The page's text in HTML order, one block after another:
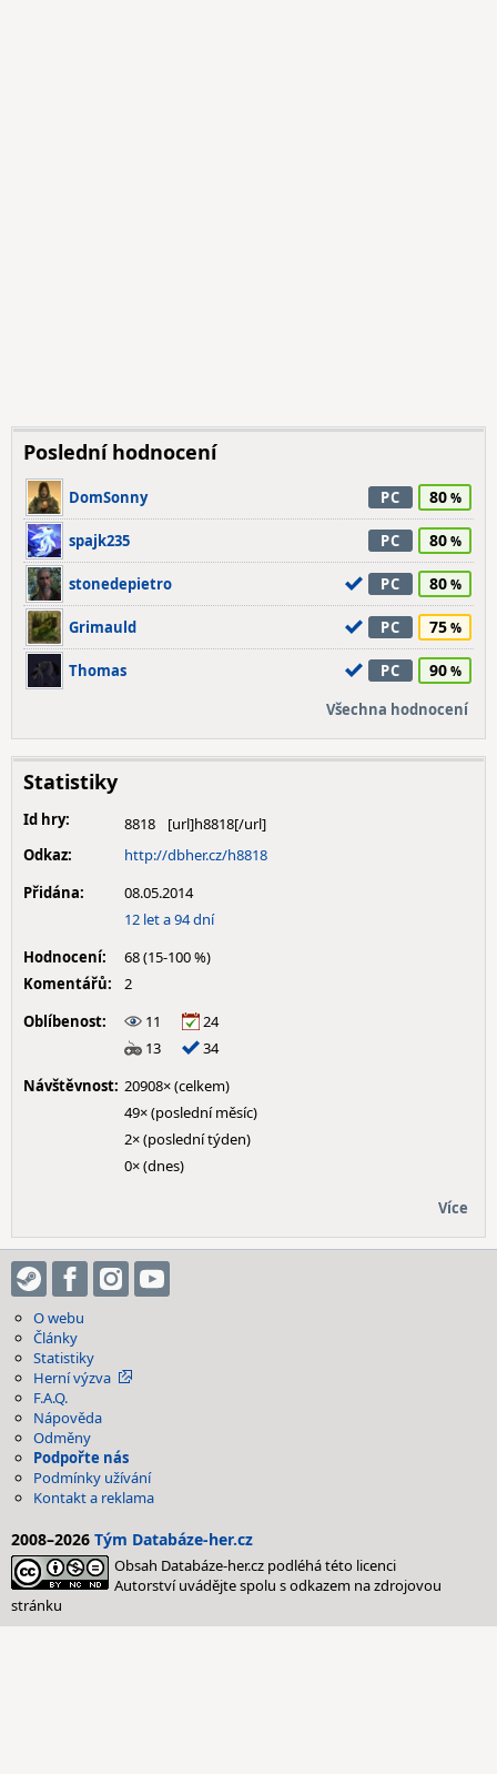
Poslední hodnocení
DomSonny PC 80
spajk235 PC 80
stonedepietro PC 80
Grimauld PC 75
Thomas PC 90
Všechna hodnocení
Statistiky
Id hry:
8818
Odkaz:
http://dbher.cz/h8818
Přidána:
08.05.2014
12 let a 94 dní
Hodnocení:
68 (15-100 %)
Komentářů:
2
Oblíbenost:
11
24
13
34
Návštěvnost: 20908× (celkem)
49× (poslední měsíc)
2× (poslední týden)
0× (dnes)
Více
O webu
Články
Statistiky
Herní výzva
F.A.Q.
Nápověda
Odměny
Podpořte nás
Podmínky užívání
Kontakt a reklama
2008–2026 Tým Databáze-her.cz
Obsah Databáze-her.cz podléhá této licenci
Autorství uvádějte spolu s odkazem na zdrojovou
stránku